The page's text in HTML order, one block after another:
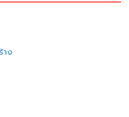
าง